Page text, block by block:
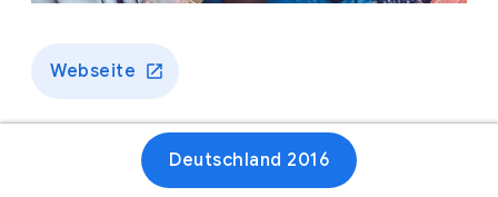
Webseite
Deutschland 2016